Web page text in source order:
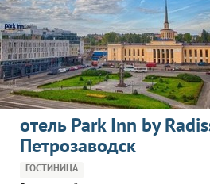
отель Park Inn by
Петрозаводск
ГОСТИНИЦА